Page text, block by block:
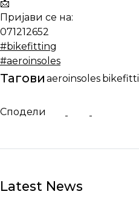
Пријави се на:
071212652
#bikefitting
#aeroinsoles
Тагови aeroinsoles
Сподели
Latest News